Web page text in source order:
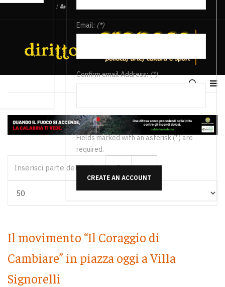
/
Email: (*)
Confirm email Address:(*)
Fields marked with an asterisk (*) are
required.
CREATE AN ACCOUNT
Il movimento “Il Coraggio di
Cambiare” in piazza oggi a Villa
Signorelli